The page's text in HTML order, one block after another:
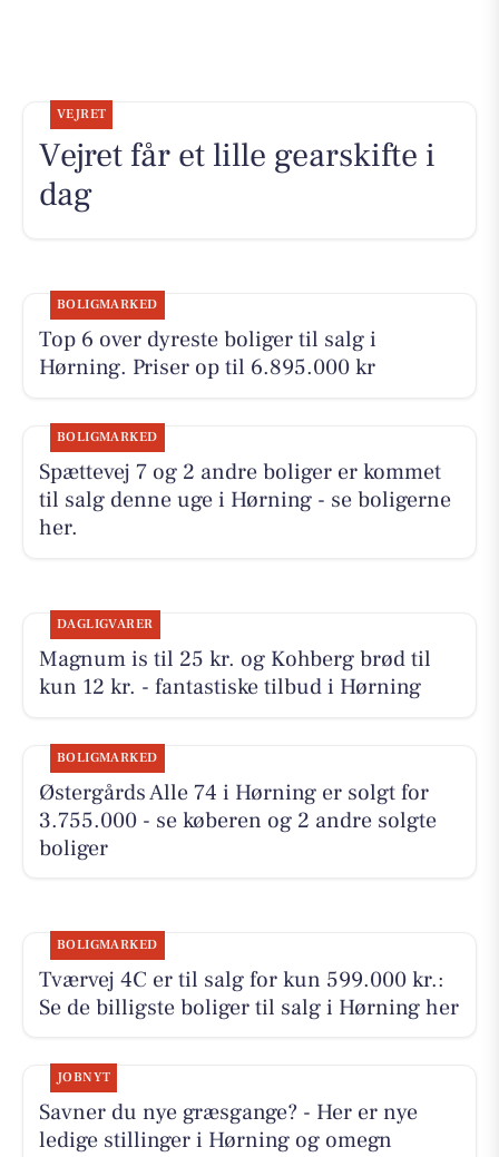
VEJRET
Vejret får et lille gearskifte i
dag
BOLIGMARKED
Top 6 over dyreste boliger til salg i
Hørning. Priser op til 6.895.000 kr
BOLIGMARKED
Spættevej 7 og 2 andre boliger er kommet
til salg denne uge i Hørning - se boligerne
her.
DAGLIGVARER
Magnum is til 25 kr. og Kohberg brød til
kun 12 kr. - fantastiske tilbud i Hørning
BOLIGMARKED
Østergårds Alle 74 i Hørning er solgt for
3.755.000 - se køberen og 2 andre solgte
boliger
BOLIGMARKED
Tværvej 4C er til salg for kun 599.000 kr.:
Se de billigste boliger til salg i Hørning her
JOBNYT
Savner du nye græsgange? - Her er nye
ledige stillinger i Hørning og omegn